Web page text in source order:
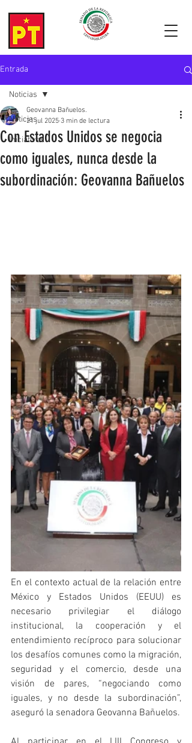
Entrada
Noticias
Iniciativas
Noticias
Con Estados Unidos se negocia
como iguales, nunca desde la
subordinación: Geovanna Bañuelos
Geovanna Bañuelos.
21 jul 2025 3 min de lectura
En el contexto actual de la relación entre
México y Estados Unidos (EEUU) es
necesario privilegiar el diálogo
institucional, la cooperación y el
entendimiento recíproco para solucionar
los desafíos comunes como la migración,
seguridad y el comercio, desde una
visión de pares, “negociando como
iguales, y no desde la subordinación”,
aseguró la senadora Geovanna Bañuelos.